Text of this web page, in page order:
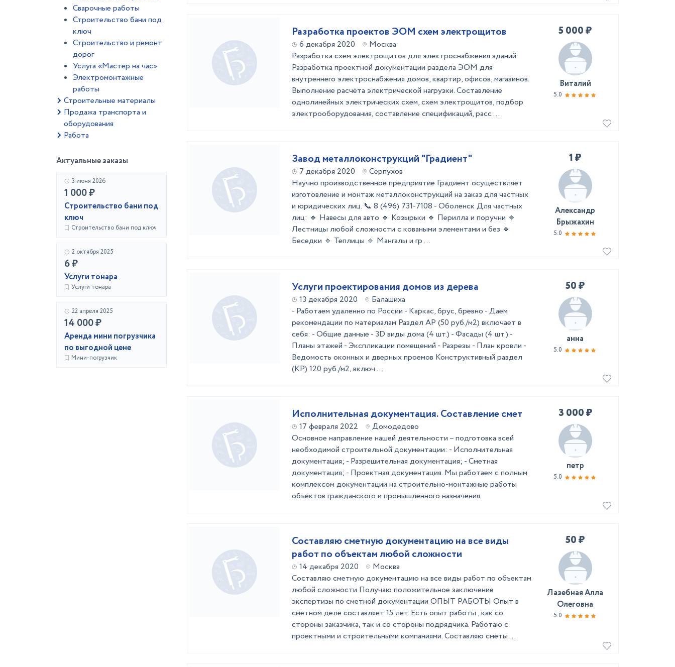
Сварочные работы
Строительство бани под
ключ
Строительство и ремонт
дорог
Услуга «Мастер на час»
Электромонтажные
работы
Строительные материалы
Продажа транспорта и
оборудования
Работа
Актуальные заказы
3 июня 2026
1 000 ₽
Строительство бани под
ключ
Строительство бани под ключ
2 октября 2025
6 ₽
Услуги тонара
Услуги тонара
22 апреля 2025
14 000 ₽
Аренда мини погрузчика
по выгодной цене
Мини-погрузчик
Разработка проектов ЭОМ схем электрощитов
6 декабря 2020
Москва
Разработка схем электрощитов для электроснабжения зданий.
Разработка проектной документации раздела ЭОМ для
внутреннего электроснабжения домов, квартир, офисов, магазинов.
Выполнение расчёта электрической нагрузки. Составление
однолинейных электрических схем, схем электрощитов, подбор
электрооборудования, составление спецификаций, расс ...
5 000 ₽
Виталий
5.0
Завод металлоконструкций "Градиент"
7 декабря 2020
Серпухов
Научно производственное предприятие Градиент осуществляет
изготовление и монтаж металлоконструкций на заказ для частных
и юридических лиц. 📞 8 (496) 731-7108 - Оболенск Для частных
лиц: 🔹 Навесы для авто 🔹 Козырьки 🔹 Перилла и поручни 🔹
Лестницы любой сложности с коваными элементами и без 🔹
Беседки 🔹 Теплицы 🔹 Мангалы и гр ...
1 ₽
Александр
Брыжахин
5.0
Услуги проектирования домов из дерева
13 декабря 2020
Балашиха
- Работаем удаленно по России - Каркас, брус, бревно - Даем
рекомендации по материалам Раздел АР (50 руб./м2) включает в
себя: - Общие данные - 3D виды дома (4 шт.) - Фасады (4 шт.) -
Планы этажей - Экспликации помещений - Разрезы - План кровли -
Ведомость оконных и дверных проемов Конструктивный раздел
(КР) 120 руб./м2, включ ...
50 ₽
анна
5.0
Исполнительная документация. Составление смет
17 февраля 2022
Домодедово
Основное направление нашей деятельности – подготовка всей
необходимой строительной документации: - Исполнительная
документация; - Разрешительная документация; - Сметная
документация; - Проектная документация. Мы работаем с полным
комплексом документации на строительно-монтажные работы
объектов гражданского и промышленного назначения.
3 000 ₽
петр
5.0
Составляю сметную документацию на все виды
работ по объектам любой сложности
14 декабря 2020
Москва
Составляю сметную документацию на все виды работ по объектам
любой сложности Получаю положительное заключение
экспертизы по сметной документации ОПЫТ РАБОТЫ Опыт в
сметном деле составляет 15 лет. Есть опыт работы , как со
стороны заказчика, так и со стороны подрядчика. Работаю с
проектными и строительными компаниями. Составляю сметы ...
50 ₽
Лазебная Алла
Олеговна
5.0